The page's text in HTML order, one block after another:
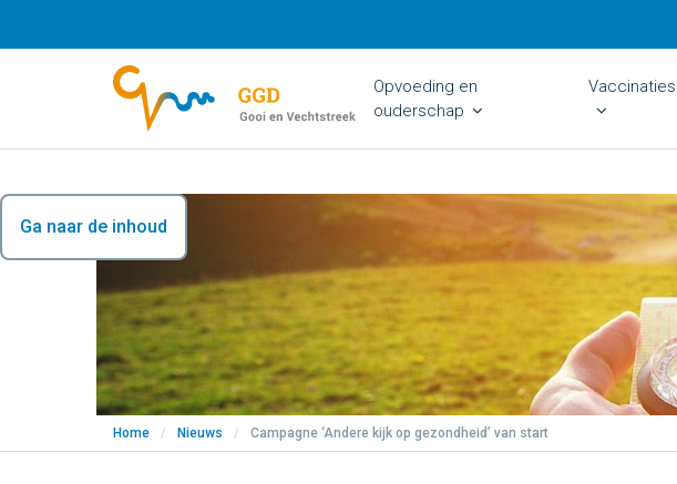
Ga naar de inhoud
Opvoeding en
ouderschap
Vaccinaties
Home / Nieuws / Campagne ‘Andere kijk op gezondheid’ van start